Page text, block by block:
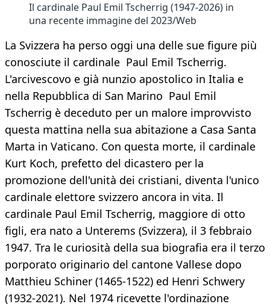
Il cardinale Paul Emil Tscherrig (1947-2026) in
una recente immagine del 2023/Web
La Svizzera ha perso oggi una delle sue figure più
conosciute il cardinale Paul Emil Tscherrig.
L'arcivescovo e già nunzio apostolico in Italia e
nella Repubblica di San Marino Paul Emil
Tscherrig è deceduto per un malore improvvisto
questa mattina nella sua abitazione a Casa Santa
Marta in Vaticano. Con questa morte, il cardinale
Kurt Koch, prefetto del dicastero per la
promozione dell'unità dei cristiani, diventa l'unico
cardinale elettore svizzero ancora in vita. Il
cardinale Paul Emil Tscherrig, maggiore di otto
figli, era nato a Unterems (Svizzera), il 3 febbraio
1947. Tra le curiosità della sua biografia era il terzo
porporato originario del cantone Vallese dopo
Matthieu Schiner (1465-1522) ed Henri Schwery
(1932-2021). Nel 1974 ricevette l'ordinazione